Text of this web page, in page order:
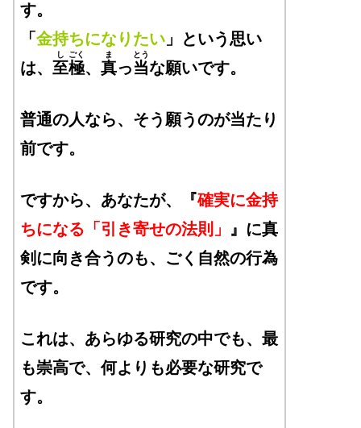
す。
「 金持ちになりたい 」という思い
は、 至
し
極
ごく
、 真
ま
っ当
とう
な願いです。
普通の人なら、そう願うのが当たり
前です。
ですから、あなたが、『確実に金持
ちになる「引き寄せの法則」 』に真
剣に向き合うのも、ごく自然の行為
です。
これは、あらゆる研究の中でも、最
も崇高で、何よりも必要な研究で
す。